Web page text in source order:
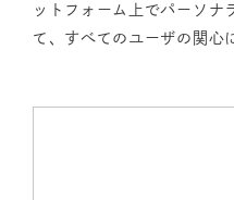
ットフォーム上でパーソナ
て、すべてのユーザの関心